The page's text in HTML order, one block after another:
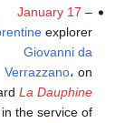
January 17 –
explorer
Giovanni da
Verrazzano، on
La Dauphine
in the service of